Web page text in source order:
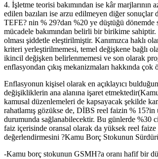
4. İşletme teorisi bakımından ise kâr marjlarının
edilen bazıları ise arzu edilmeyen diğer
TEFE? nin % 29?dan %20 ye düştüğü dönemde
mücadele bakımından belirli bir birikime
olması şiddetle eleştirilmiştir. Kanımızca haklı
kriteri yerleştirilmemesi, temel değişkene bağlı
ikincil değişken belirlenmemesi ve son olarak
enflasyondan çıkış mekanizmaları hakkında
Enflasyonun kişisel olarak en açıklayıcı
değişikliklerin ana alanına işaret
kamusal düzenlemeleri de kapsayacak şekilde
rahatlamış gözükse de, DİBS reel faizin %
durumunda sağlanabilecektir. Bu günlerde %30
faiz içerisinde oransal olarak da yüksek reel
değerlendirmesini ?Kamu Borç Stokunun
-Kamu borç stokunun GSMH?a oranı hafif bir